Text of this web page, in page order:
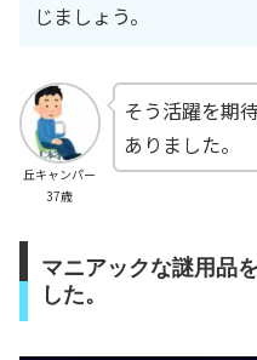
じましょう。
丘キャンパー
37歳
そう活躍を期
ありました。
マニアックな謎用品
した。